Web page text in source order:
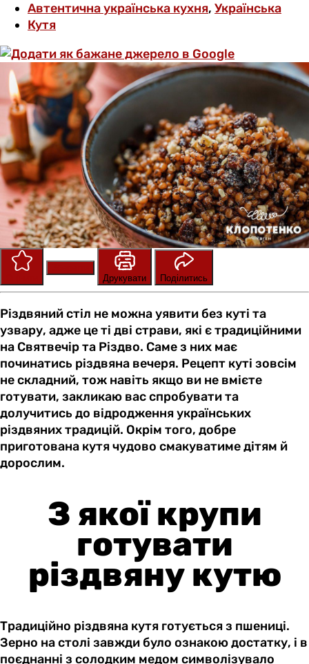
Автентична українська кухня, Українська
Кутя
Друкувати
Поділитись
Різдвяний стіл не можна уявити без куті та
узвару, адже це ті дві страви, які є традиційними
на Святвечір та Різдво. Саме з них має
починатись різдвяна вечеря. Рецепт куті зовсім
не складний, тож навіть якщо ви не вмієте
готувати, закликаю вас спробувати та
долучитись до відродження українських
різдвяних традицій. Окрім того, добре
приготована кутя чудово смакуватиме дітям й
дорослим.
З якої крупи
готувати
різдвяну кутю
Традиційно різдвяна кутя готується з пшениці.
Зерно на столі завжди було ознакою достатку, і в
поєднанні з солодким медом символізувало